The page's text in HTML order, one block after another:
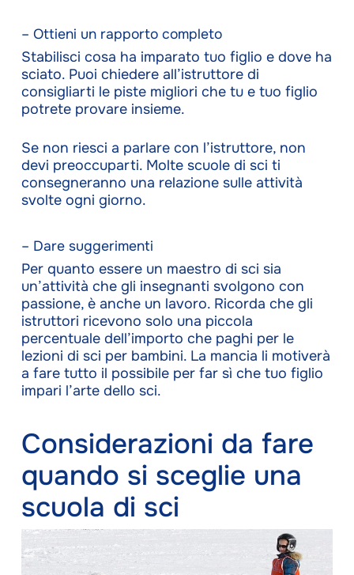
– Ottieni un rapporto completo
Stabilisci cosa ha imparato tuo figlio e dove ha
sciato. Puoi chiedere all’istruttore di
consigliarti le piste migliori che tu e tuo figlio
potrete provare insieme.
Se non riesci a parlare con l’istruttore, non
devi preoccuparti. Molte scuole di sci ti
consegneranno una relazione sulle attività
svolte ogni giorno.
– Dare suggerimenti
Per quanto essere un maestro di sci sia
un’attività che gli insegnanti svolgono con
passione, è anche un lavoro. Ricorda che gli
istruttori ricevono solo una piccola
percentuale dell’importo che paghi per le
lezioni di sci per bambini. La mancia li motiverà
a fare tutto il possibile per far sì che tuo figlio
impari l’arte dello sci.
Considerazioni da fare
quando si sceglie una
scuola di sci